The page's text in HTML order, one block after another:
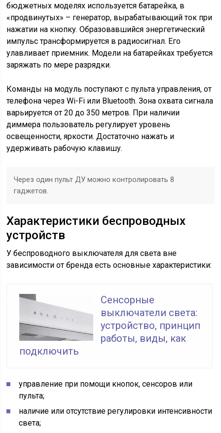
бюджетных моделях используется батарейка, в
«продвинутых» – генератор, вырабатывающий ток при
нажатии на кнопку. Образовавшийся энергетический
импульс трансформируется в радиосигнал. Его
улавливает приемник. Модели на батарейках требуется
заряжать по мере разрядки.
Команды на модуль поступают с пульта управления, от
телефона через Wi-Fi или Bluetooth. Зона охвата сигнала
варьируется от 20 до 350 метров. При наличии
диммера пользователь регулирует уровень
освещенности, яркости. Достаточно нажать и
удерживать рабочую клавишу.
Через один пульт ДУ можно контролировать 8
гаджетов.
Характеристики беспроводных
устройств
У беспроводного выключателя для света вне
зависимости от бренда есть основные характеристики:
Сенсорные
выключатели света:
устройство, принцип
работы, виды, как
подключить
управление при помощи кнопок, сенсоров или
пульта;
наличие или отсутствие регулировки интенсивности
света;